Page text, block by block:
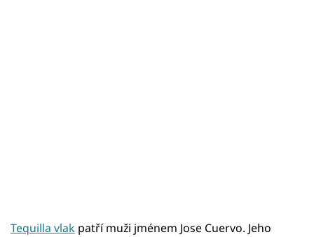
Tequilla vlak patří muži jménem Jose Cuervo. Jeho